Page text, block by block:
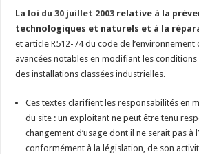
La loi du 30 juillet 2003 relative à la
technologiques et naturels et à la
et article R512-74 du code de
avancées notables en modifiant les conditions
des installations classées industrielles.
Ces textes clarifient les responsabilités en
du site : un exploitant ne peut être tenu
changement d’usage dont il ne serait pas à
conformément à la législation, de son